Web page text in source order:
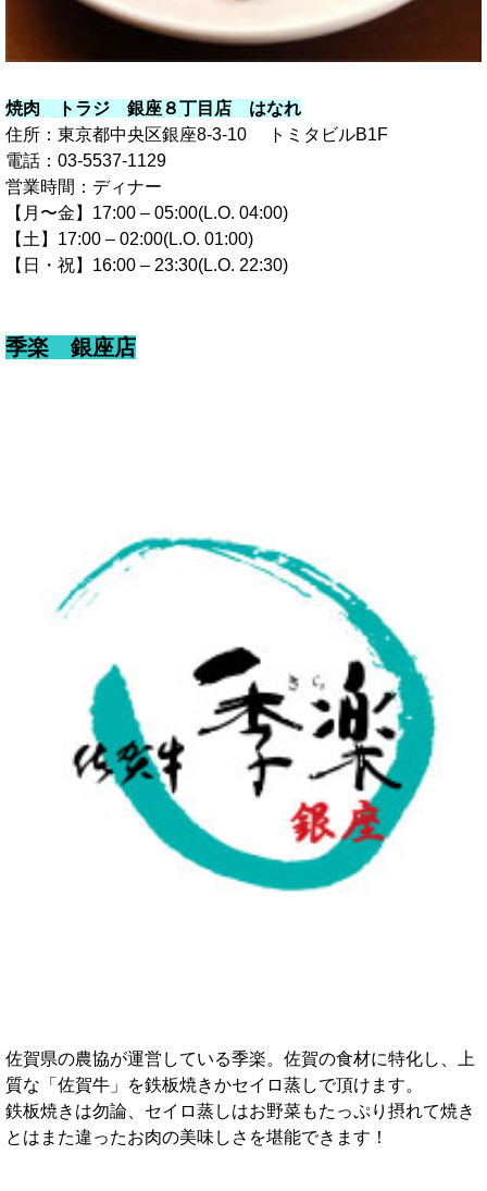
焼肉 トラジ 銀座８丁目店 はなれ
住所：東京都中央区銀座8-3-10 トミタビルB1F
電話：03-5537-1129
営業時間：ディナー
【月〜金】17:00 – 05:00(L.O. 04:00)
【土】17:00 – 02:00(L.O. 01:00)
【日・祝】16:00 – 23:30(L.O. 22:30)
季楽 銀座店
佐賀県の農協が運営している季楽。佐賀の食材に特化し、上
質な「佐賀牛」を鉄板焼きかセイロ蒸しで頂けます。
鉄板焼きは勿論、セイロ蒸しはお野菜もたっぷり摂れて焼き
とはまた違ったお肉の美味しさを堪能できます！